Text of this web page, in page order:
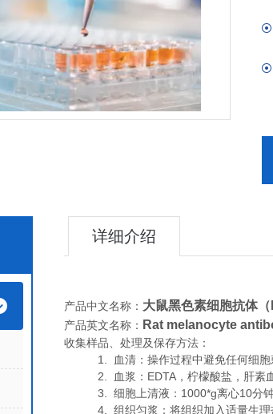
详细介绍
产品中文名称： 大鼠黑色素细胞抗体
产品英文名称： Rat melanocyte
收集样品、处理及保存方法：
1. 血清：操作过程中避免任何细胞刺
2. 血浆：EDTA，柠檬酸盐，肝素血
3. 细胞上清液：1000*g离心10分钟
4. 组织匀浆：将组织加入适量生理盐